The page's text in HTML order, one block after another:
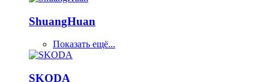
ShuangHuan
Показать ещё...
SKODA